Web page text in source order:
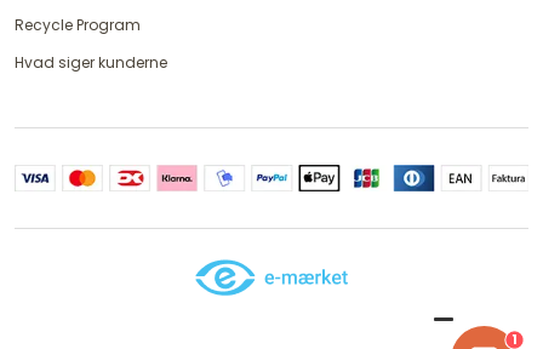
Recycle Program
Hvad siger kunderne
1